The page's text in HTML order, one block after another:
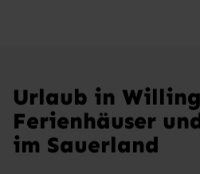
Urlaub in
Ferienhäuser
im Sauerland